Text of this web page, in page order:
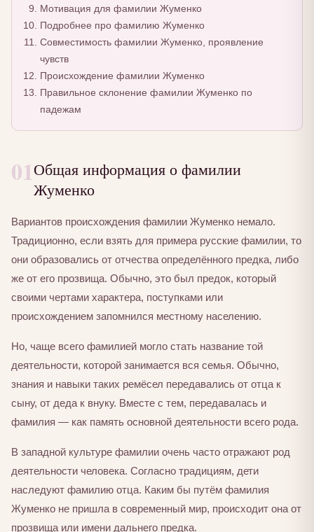
Мотивация для фамилии Жуменко
Подробнее про фамилию Жуменко
Совместимость фамилии Жуменко, проявление
чувств
Происхождение фамилии Жуменко
Правильное склонение фамилии Жуменко по
падежам
01Общая информация о фамилии
Жуменко
Вариантов происхождения фамилии Жуменко немало.
Традиционно, если взять для примера русские фамилии, то
они образовались от отчества определённого предка, либо
же от его прозвища. Обычно, это был предок, который
своими чертами характера, поступками или
происхождением запомнился местному населению.
Но, чаще всего фамилией могло стать название той
деятельности, которой занимается вся семья. Обычно,
знания и навыки таких ремёсел передавались от отца к
сыну, от деда к внуку. Вместе с тем, передавалась и
фамилия — как память основной деятельности всего рода.
В западной культуре фамилии очень часто отражают род
деятельности человека. Согласно традициям, дети
наследуют фамилию отца. Каким бы путём фамилия
Жуменко не пришла в современный мир, происходит она от
прозвища или имени дальнего предка.